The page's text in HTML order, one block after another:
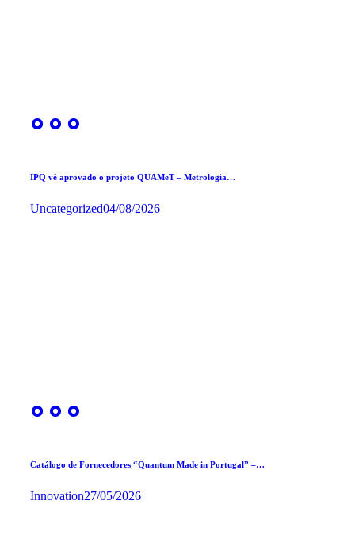
IPQ vê aprovado o projeto QUAMeT – Metrologia…
Uncategorized04/08/2026
Catálogo de Fornecedores “Quantum Made in Portugal” –…
Innovation27/05/2026